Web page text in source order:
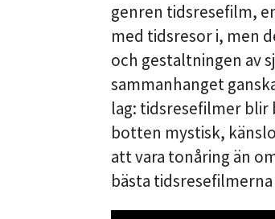
genren tidsresefilm,
med tidsresor i, men
och gestaltningen av
sammanhanget
lag: tidsresefilmer blir
botten mystisk,
att vara tonåring än
bästa